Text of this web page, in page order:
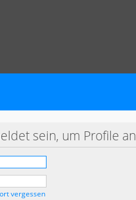
sein, um Profile
vergessen